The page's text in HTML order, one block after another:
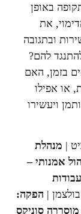
באופן
את
ובתגובה
להם?
בזמן, האם
או אפילו
ויעשירו
| מנהלת
אמנותי –
| הפקה:
מוסררה סוניקס